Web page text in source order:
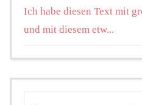
Ich habe diesen Text mit
und mit diesem etw...